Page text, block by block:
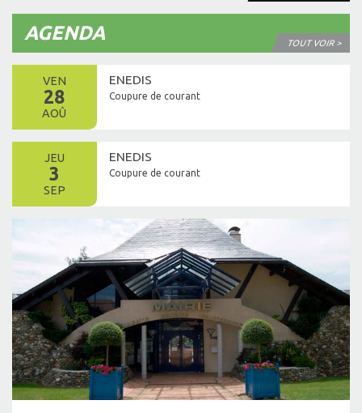
AGENDA TOUT VOIR >
VEN
28
AOÛ
ENEDIS
Coupure de courant
JEU
3
SEP
ENEDIS
Coupure de courant